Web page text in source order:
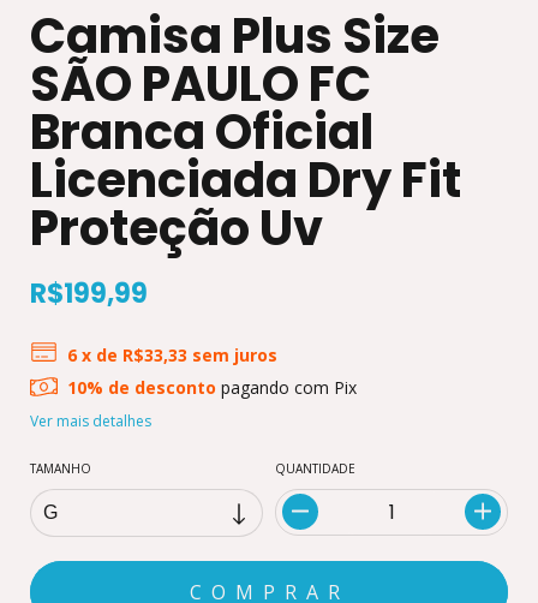
Camisa Plus Size
SÃO PAULO FC
Branca Oficial
Licenciada Dry Fit
Proteção Uv
R$199,99
6 x de R$33,33 sem juros
10% de desconto pagando com Pix
Ver mais detalhes
TAMANHO QUANTIDADE